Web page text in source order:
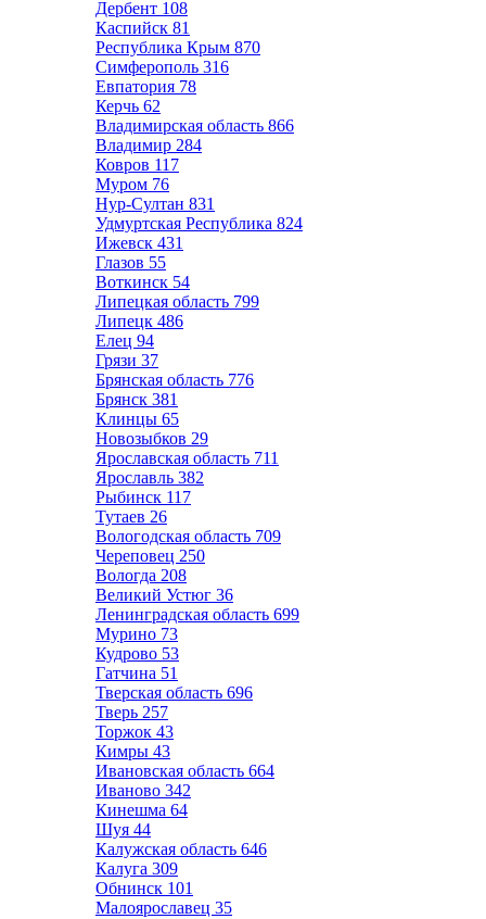
Дербент 108
Каспийск 81
Республика Крым 870
Симферополь 316
Евпатория 78
Керчь 62
Владимирская область 866
Владимир 284
Ковров 117
Муром 76
Нур-Султан 831
Удмуртская Республика 824
Ижевск 431
Глазов 55
Воткинск 54
Липецкая область 799
Липецк 486
Елец 94
Грязи 37
Брянская область 776
Брянск 381
Клинцы 65
Новозыбков 29
Ярославская область 711
Ярославль 382
Рыбинск 117
Тутаев 26
Вологодская область 709
Череповец 250
Вологда 208
Великий Устюг 36
Ленинградская область 699
Мурино 73
Кудрово 53
Гатчина 51
Тверская область 696
Тверь 257
Торжок 43
Кимры 43
Ивановская область 664
Иваново 342
Кинешма 64
Шуя 44
Калужская область 646
Калуга 309
Обнинск 101
Малоярославец 35